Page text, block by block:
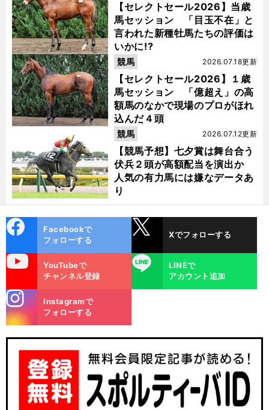
【セレクトセール2026】当歳
馬セッション 「目玉不在」と
言われた新種牡馬たちの評価は
いかに!?
【セレクトセール2026】１歳
馬セッション 「億超え」の高
額馬のなかで現場のプロがほれ
込んだ４頭
2026.07.18更新
競馬
【競馬予想】七夕賞は舞台合う
伏兵２頭が高額配当を演出か
人気の有力馬には嫌なデータあ
り
2026.07.12更新
競馬
ok
Facebookで
フォローする
Xでフォローする
YouTubeで
チャンネル登録
LINE
LINEで
アカウント追加
m
Instagramで
フォローする